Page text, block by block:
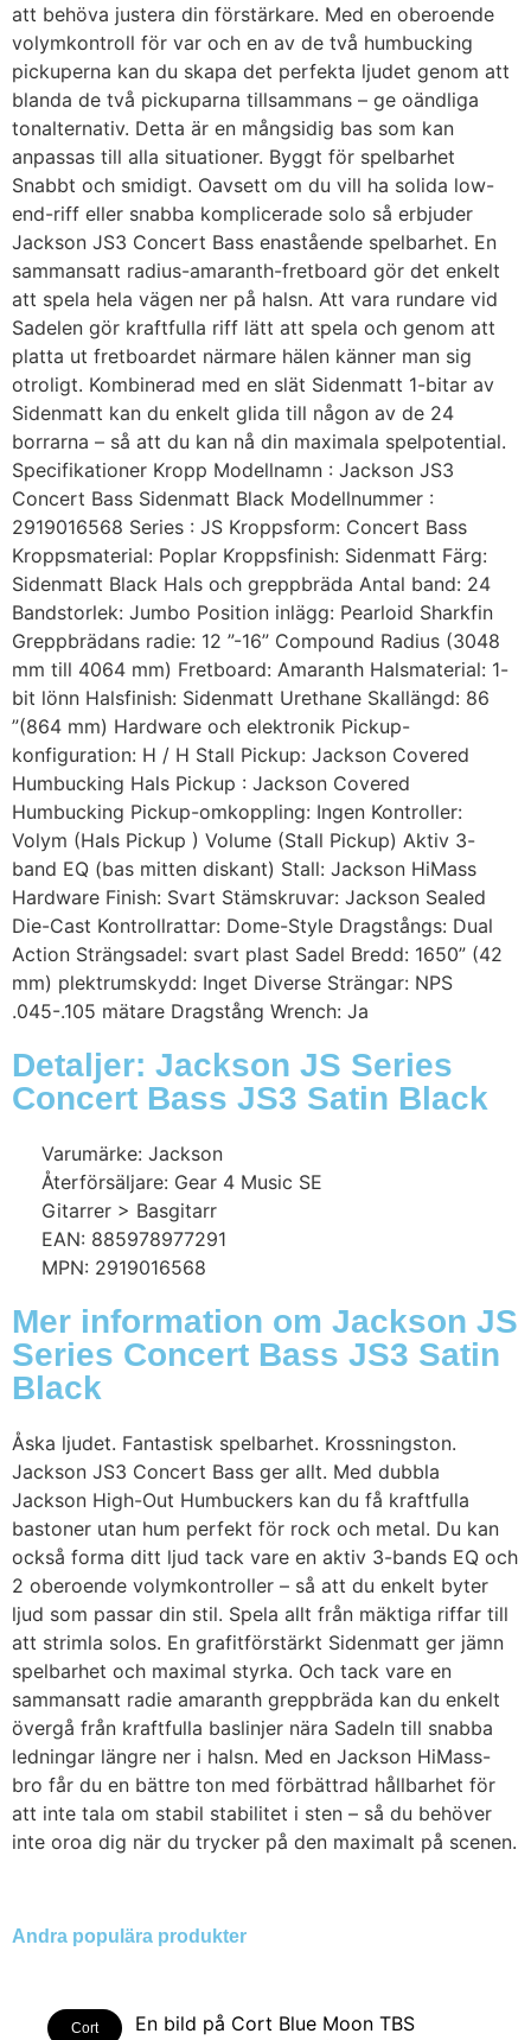
att behöva justera din förstärkare. Med en oberoende
volymkontroll för var och en av de två humbucking
pickuperna kan du skapa det perfekta ljudet genom att
blanda de två pickuparna tillsammans – ge oändliga
tonalternativ. Detta är en mångsidig bas som kan
anpassas till alla situationer. Byggt för spelbarhet
Snabbt och smidigt. Oavsett om du vill ha solida low-
end-riff eller snabba komplicerade solo så erbjuder
Jackson JS3 Concert Bass enastående spelbarhet. En
sammansatt radius-amaranth-fretboard gör det enkelt
att spela hela vägen ner på halsn. Att vara rundare vid
Sadelen gör kraftfulla riff lätt att spela och genom att
platta ut fretboardet närmare hälen känner man sig
otroligt. Kombinerad med en slät Sidenmatt 1-bitar av
Sidenmatt kan du enkelt glida till någon av de 24
borrarna – så att du kan nå din maximala spelpotential.
Specifikationer Kropp Modellnamn : Jackson JS3
Concert Bass Sidenmatt Black Modellnummer :
2919016568 Series : JS Kroppsform: Concert Bass
Kroppsmaterial: Poplar Kroppsfinish: Sidenmatt Färg:
Sidenmatt Black Hals och greppbräda Antal band: 24
Bandstorlek: Jumbo Position inlägg: Pearloid Sharkfin
Greppbrädans radie: 12 ”-16” Compound Radius (3048
mm till 4064 mm) Fretboard: Amaranth Halsmaterial: 1-
bit lönn Halsfinish: Sidenmatt Urethane Skallängd: 86
”(864 mm) Hardware och elektronik Pickup-
konfiguration: H / H Stall Pickup: Jackson Covered
Humbucking Hals Pickup : Jackson Covered
Humbucking Pickup-omkoppling: Ingen Kontroller:
Volym (Hals Pickup ) Volume (Stall Pickup) Aktiv 3-
band EQ (bas mitten diskant) Stall: Jackson HiMass
Hardware Finish: Svart Stämskruvar: Jackson Sealed
Die-Cast Kontrollrattar: Dome-Style Dragstångs: Dual
Action Strängsadel: svart plast Sadel Bredd: 1650” (42
mm) plektrumskydd: Inget Diverse Strängar: NPS
.045-.105 mätare Dragstång Wrench: Ja
Detaljer: Jackson JS Series
Concert Bass JS3 Satin Black
Varumärke: Jackson
Återförsäljare: Gear 4 Music SE
Gitarrer > Basgitarr
EAN: 885978977291
MPN: 2919016568
Mer information om Jackson JS
Series Concert Bass JS3 Satin
Black
Åska ljudet. Fantastisk spelbarhet. Krossningston.
Jackson JS3 Concert Bass ger allt. Med dubbla
Jackson High-Out Humbuckers kan du få kraftfulla
bastoner utan hum perfekt för rock och metal. Du kan
också forma ditt ljud tack vare en aktiv 3-bands EQ och
2 oberoende volymkontroller – så att du enkelt byter
ljud som passar din stil. Spela allt från mäktiga riffar till
att strimla solos. En grafitförstärkt Sidenmatt ger jämn
spelbarhet och maximal styrka. Och tack vare en
sammansatt radie amaranth greppbräda kan du enkelt
övergå från kraftfulla baslinjer nära Sadeln till snabba
ledningar längre ner i halsn. Med en Jackson HiMass-
bro får du en bättre ton med förbättrad hållbarhet för
att inte tala om stabil stabilitet i sten – så du behöver
inte oroa dig när du trycker på den maximalt på scenen.
Andra populära produkter
Cort